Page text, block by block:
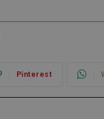
Pinterest